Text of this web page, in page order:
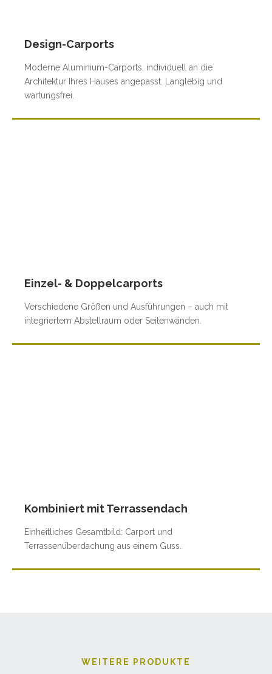
Design-Carports
Moderne Aluminium-Carports, individuell an die
Architektur Ihres Hauses angepasst. Langlebig und
wartungsfrei.
Einzel- & Doppelcarports
Verschiedene Größen und Ausführungen – auch mit
integriertem Abstellraum oder Seitenwänden.
Kombiniert mit Terrassendach
Einheitliches Gesamtbild: Carport und
Terrassenüberdachung aus einem Guss.
WEITERE PRODUKTE